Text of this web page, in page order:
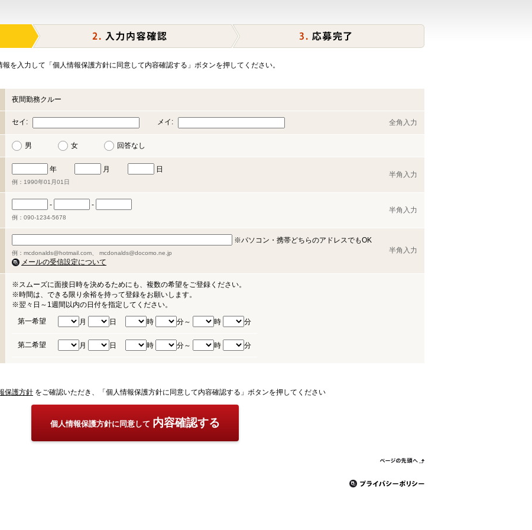
報を入力して「個人情報保護方針に同意して内容確認する」ボタンを押してください。
夜間勤務クルー
セイ: メイ: 全角入力
男 女 回答なし
年 月 日
例：1990年01月01日
半角入力
- -
例：090-1234-5678
半角入力
※パソコン・携帯どちらのアドレスでもOK
例：mcdonalds@hotmail.com、 mcdonalds@docomo.ne.jp
メールの受信設定について
半角入力
※スムーズに面接日時を決めるためにも、複数の希望をご登録ください。
※時間は、できる限り余裕を持って登録をお願いします。
※翌々日～1週間以内の日付を指定してください。
第一希望
月 日 時 分～ 時 分
第二希望 月 日 時 分～ 時 分
保護方針 をご確認いただき、「個人情報保護方針に同意して内容確認する」ボタンを押してください
個人情報保護方針に同意して 内容確認する